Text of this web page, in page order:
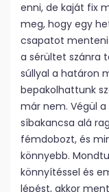
enni, de kaját fix
meg, hogy egy
csapatot
a sérültet szánra
súllyal a határon
bepakolhattunk
már nem. Végül
síbakancsa alá
fémdobozt, és
könnyebb.
könnyítéssel és
lépést, akkor